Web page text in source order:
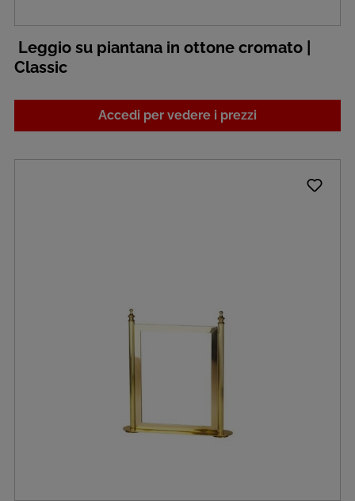
Leggio su piantana in ottone cromato |
Classic
Accedi per vedere i prezzi